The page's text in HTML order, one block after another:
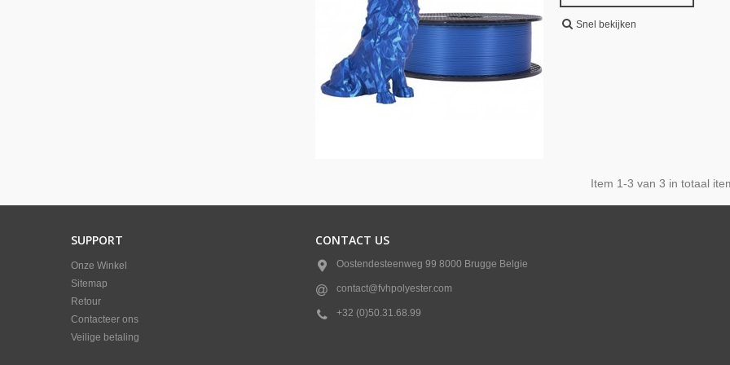
Snel bekijken
Item 1-3 van 3 in totaal
SUPPORT
Onze Winkel
Sitemap
Retour
Contacteer ons
Veilige betaling
CONTACT US
Oostendesteenweg 99 8000 Brugge Belgie
contact@fvhpolyester.com
+32 (0)50.31.68.99